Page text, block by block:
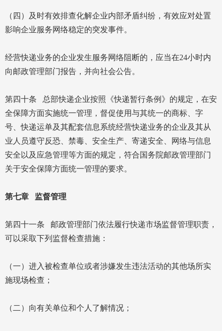
（四）及时有效排查化解企业内部矛盾纠纷，有效应对处置
影响企业服务网络稳定的突发事件。
经营快递业务的企业发生服务网络阻断的，应当在24小时内
向邮政管理部门报告，并向社会公告。
第四十条 总部快递企业按照《快递暂行条例》的规定，在安
全保障方面实施统一管理，督促使用与其统一的商标、字
号、快递运单及其配套信息系统经营快递业务的企业及其从
业人员遵守反恐、禁毒、安全生产、寄递安全、网络与信息
安全以及应急管理等方面的规定，符合国务院邮政管理部门
关于安全保障方面统一管理的要求。
第七章 监督管理
第四十一条 邮政管理部门依法履行快递市场监督管理职责，
可以采取下列监督检查措施：
（一）进入被检查单位或者涉嫌发生违法活动的其他场所实
施现场检查；
（二）向有关单位和个人了解情况；